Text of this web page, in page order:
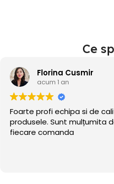
Ce
Di Di
acum 1 an
Promptitudine,
implicare -WOW - ei
asigura ca cerintele sa